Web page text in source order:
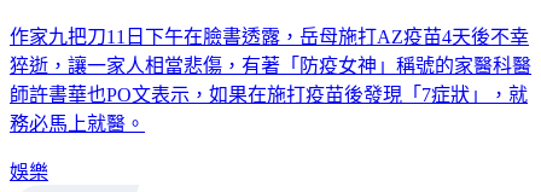
作家九把刀11日下午在臉書透露，岳母施打AZ疫苗4天後不幸
猝逝，讓一家人相當悲傷，有著「防疫女神」稱號的家醫科醫
師許書華也PO文表示，如果在施打疫苗後發現「7症狀」，就
務必馬上就醫。
娛樂